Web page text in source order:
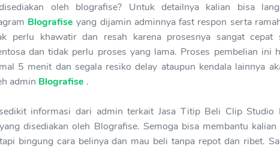
oleh blografise? Untuk detailnya kalian bisa
Blografiseyang dijamin adminnya fast respon serta
perlu khawatir dan resah karena prosesnya sangat cepat
dan tidak perlu proses yang lama. Proses pembelian ini
5 menit dan segala resiko delay ataupun kendala lainnya
admin Blografise .
informasi dari admin terkait Jasa Titip Beli Clip Studio
disediakan oleh Blografise. Semoga bisa membantu kalian
bingung cara belinya dan mau beli tanpa repot dan ribet.